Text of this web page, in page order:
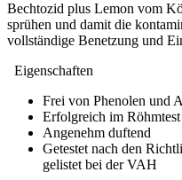
Bechtozid plus Lemon vom
sprühen und damit die
vollständige Benetzung und
Eigenschaften
Frei von Phenolen und
Erfolgreich im
Angenehm duftend
Getestet nach den
gelistet bei der VAH